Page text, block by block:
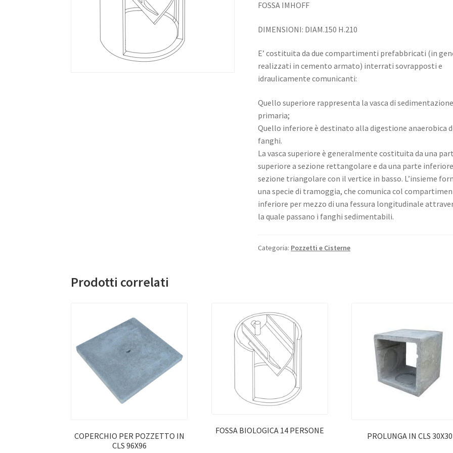
FOSSA IMHOFF
DIMENSIONI: DIAM.150 H.210
E’ costituita da due compartimenti prefabbricati (in
realizzati in cemento armato) interrati sovrapposti e
idraulicamente comunicanti:
Quello superiore rappresenta la vasca di
primaria;
Quello inferiore è destinato alla digestione anaerobica
fanghi.
La vasca superiore è generalmente costituita da una
superiore a sezione rettangolare e da una parte
sezione triangolare con il vertice in basso. L’insieme
una specie di tramoggia, che comunica col
inferiore per mezzo di una fessura longitudinale
la quale passano i fanghi sedimentabili.
Categoria: Pozzetti e Cisterne
Prodotti correlati
COPERCHIO PER POZZETTO IN
CLS 96X96
FOSSA BIOLOGICA 14 PERSONE
PROLUNGA IN CLS 30X30